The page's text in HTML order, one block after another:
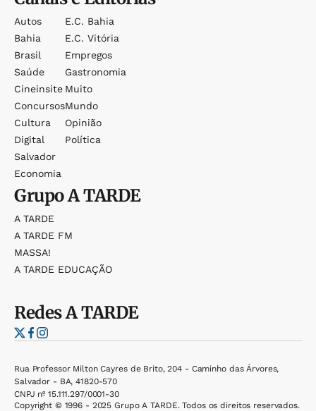
Autos
Bahia
Brasil
Saúde
Cineinsite
Concursos
Cultura
Digital
Salvador
Economia
E.c. Bahia
E.c. Vitória
Empregos
Gastronomia
Muito
Mundo
Opinião
Política
GrupoA TARDE
A TARDE
A TARDE FM
MASSA!
A TARDE EDUCAÇÃO
RedesA TARDE
Rua Professor Milton Cayres de Brito, 204 - Caminho das Árvores,
Salvador - BA, 41820-570
CNPJ nº 15.111.297/0001-30
Copyright © 1996 - 2025 Grupo A TARDE. Todos os direitos reservados.